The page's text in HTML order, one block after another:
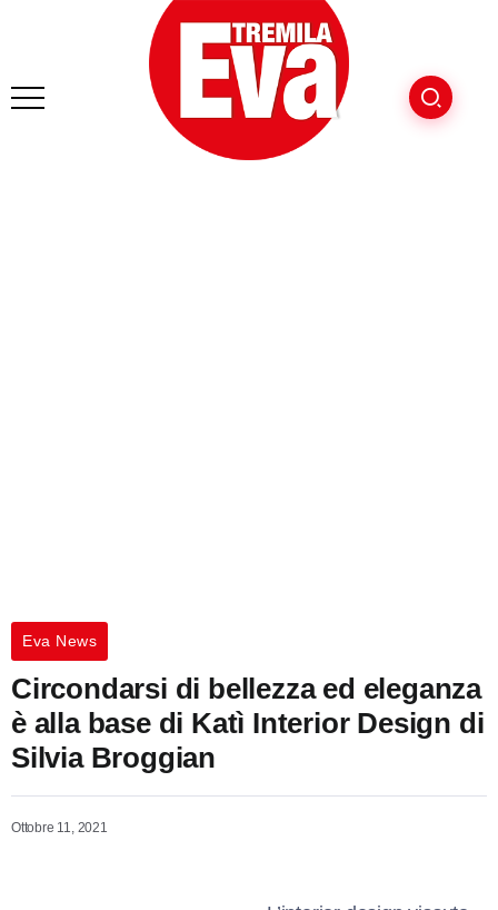
Eva News
Circondarsi di bellezza ed eleganza
è alla base di Katì Interior Design di
Silvia Broggian
Ottobre 11, 2021